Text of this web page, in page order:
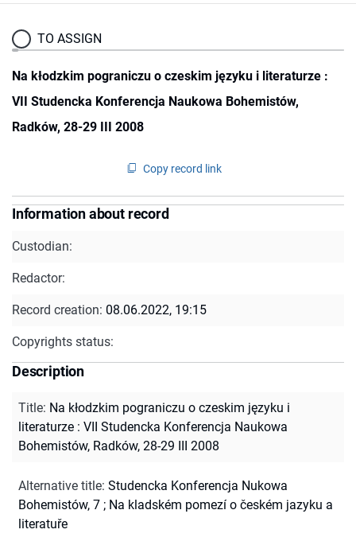
TO ASSIGN
Na kłodzkim pograniczu o czeskim języku i literaturze :
VII Studencka Konferencja Naukowa Bohemistów,
Radków, 28-29 III 2008
Copy record link
Information about record
Custodian:
Redactor:
Record creation: 08.06.2022, 19:15
Copyrights status:
Description
Title: Na kłodzkim pograniczu o czeskim języku i
literaturze : VII Studencka Konferencja Naukowa
Bohemistów, Radków, 28-29 III 2008
Alternative title: Studencka Konferencja Nukowa
Bohemistów, 7 ; Na kladském pomezí o českém jazyku a
literatuře